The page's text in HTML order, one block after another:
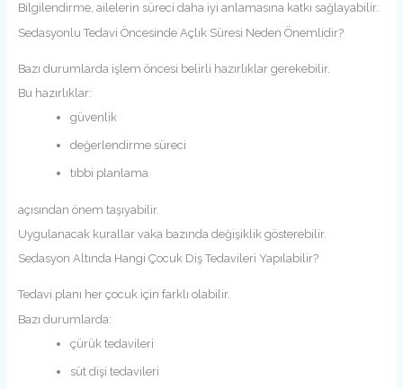
Bilgilendirme, ailelerin süreci daha iyi anlamasına katkı sağlayabilir.
Sedasyonlu Tedavi Öncesinde Açlık Süresi Neden Önemlidir?
Bazı durumlarda işlem öncesi belirli hazırlıklar gerekebilir.
Bu hazırlıklar:
güvenlik
değerlendirme süreci
tıbbi planlama
açısından önem taşıyabilir.
Uygulanacak kurallar vaka bazında değişiklik gösterebilir.
Sedasyon Altında Hangi Çocuk Diş Tedavileri Yapılabilir?
Tedavi planı her çocuk için farklı olabilir.
Bazı durumlarda:
çürük tedavileri
süt dişi tedavileri